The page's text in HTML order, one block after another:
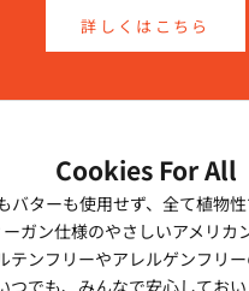
詳しくはこちら
Cookies For All
バターも使用せず、全て植物
ーガン仕様のやさしいアメリカ
テンフリーやアレルゲンフリ